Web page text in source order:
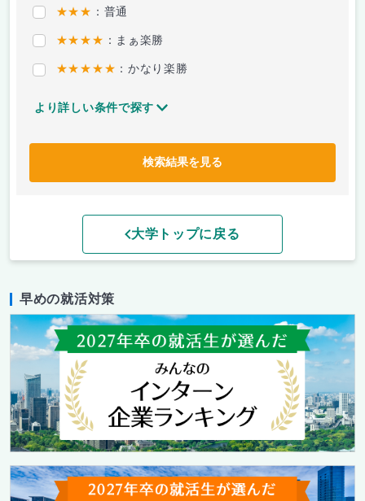
★★★ ：普通
★★★★ ：まぁ楽勝
★★★★★ ：かなり楽勝
より詳しい条件で探す
検索結果を見る
大学トップに戻る
早めの就活対策